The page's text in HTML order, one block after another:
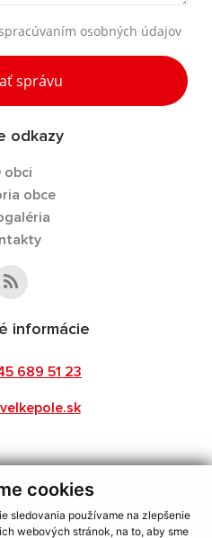
cookies
sledovania používame na zlepšenie
webových stránok, na to, aby sme
spracúvaním osobných údajov
správu
odkazy
obci
obce
informácie
689 51 23
informácií s využitím RSS
2,
Mapa stránok web portál
,domény,registrácia domény,